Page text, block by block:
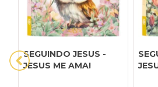
SEGUINDO JESUS -
JESUS ME AMA!